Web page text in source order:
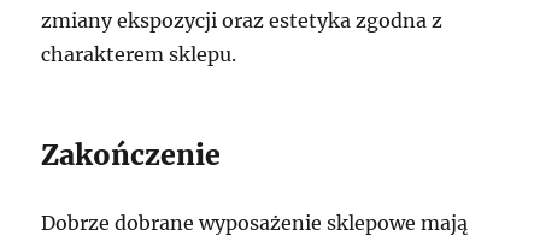
zmiany ekspozycji oraz estetyka zgodna z
charakterem sklepu.
Zakończenie
Dobrze dobrane wyposażenie sklepowe mają